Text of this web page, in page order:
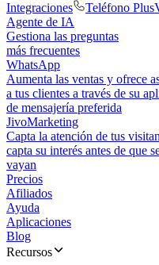
Integraciones
Teléfono Plus
Agente de IA
Gestiona las preguntas
más frecuentes
WhatsApp
Aumenta las ventas y ofrece
a tus clientes a través de su
de mensajería preferida
JivoMarketing
Capta la atención de tus
capta su interés antes de que
vayan
Precios
Afiliados
Ayuda
Aplicaciones
Blog
Recursos